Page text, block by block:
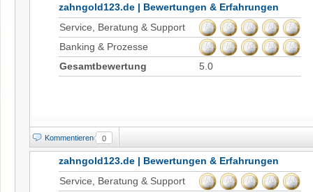
zahngold123.de | Bewertungen & Erfahrungen
Service, Beratung & Support
Banking & Prozesse
Gesamtbewertung
5.0
Kommentieren 0
zahngold123.de | Bewertungen & Erfahrungen
Service, Beratung & Support